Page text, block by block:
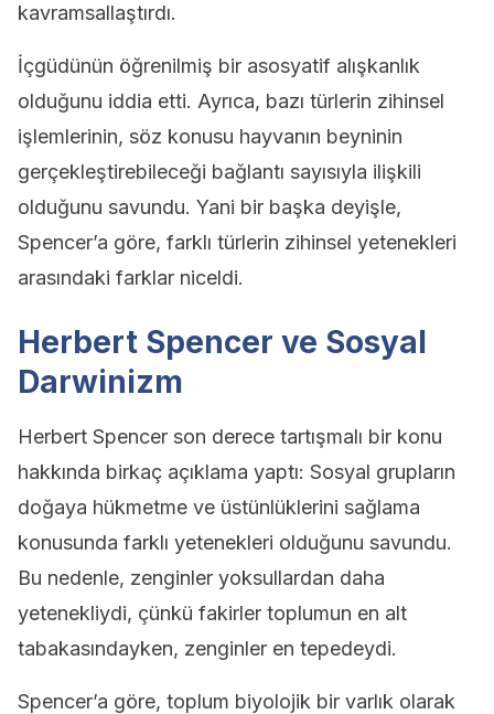
kavramsallaştırdı.
İçgüdünün öğrenilmiş bir asosyatif alışkanlık
olduğunu iddia etti. Ayrıca, bazı türlerin zihinsel
işlemlerinin, söz konusu hayvanın beyninin
gerçekleştirebileceği bağlantı sayısıyla ilişkili
olduğunu savundu. Yani bir başka deyişle,
Spencer’a göre, farklı türlerin zihinsel yetenekleri
arasındaki farklar niceldi.
Herbert Spencer ve Sosyal
Darwinizm
Herbert Spencer son derece tartışmalı bir konu
hakkında birkaç açıklama yaptı: Sosyal grupların
doğaya hükmetme ve üstünlüklerini sağlama
konusunda farklı yetenekleri olduğunu savundu.
Bu nedenle, zenginler yoksullardan daha
yetenekliydi, çünkü fakirler toplumun en alt
tabakasındayken, zenginler en tepedeydi.
Spencer’a göre, toplum biyolojik bir varlık olarak